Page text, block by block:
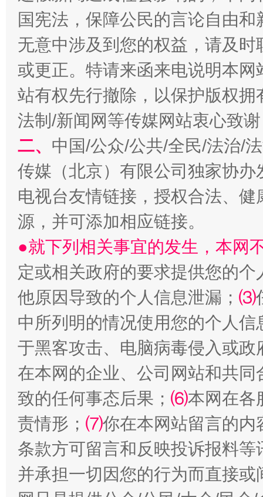
“刷贴”乱象丛生
生
揭批美国五大"原罪" "炒
解纷+调解+退费，一次搞定
国宪法，保障公民的言论自由
无意中涉及到您的权益，请及
或更正。特请来函来电说明本
站有权先行撤除，以保护版权
法制/新闻网等传媒网站衷心致
二、 中国/公众/公共/全民/法治/
传媒（北京）有限公司独家协
电视台友情链接，授权合法、
源，并可添加相应链接。
●就下列相关事宜的发生，本网
定或相关政府的要求提供您的个
他原因导致的个人信息泄漏； ⑶
中所列明的情况使用您的个人
于黑客攻击、电脑病毒侵入或
在本网的企业、公司网站和共
致的任何事态后果； ⑹本网在各
责情形； ⑺你在本网站留言的内
条款方可留言和反映投诉报料
并承担一切因您的行为而直接